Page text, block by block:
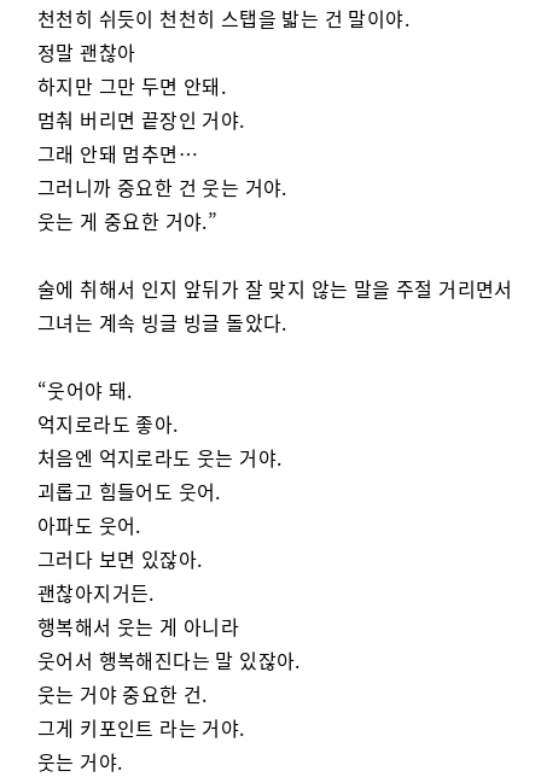
천천히 쉬듯이 천천히 스탭을 밟는 건 말이야.
정말 괜찮아
하지만 그만 두면 안돼.
멈춰 버리면 끝장인 거야.
그래 안돼 멈추면…
그러니까 중요한 건 웃는 거야.
웃는 게 중요한 거야.”
술에 취해서 인지 앞뒤가 잘 맞지 않는 말을 주절 거리면서
그녀는 계속 빙글 빙글 돌았다.
“웃어야 돼.
억지로라도 좋아.
처음엔 억지로라도 웃는 거야.
괴롭고 힘들어도 웃어.
아파도 웃어.
그러다 보면 있잖아.
괜찮아지거든.
행복해서 웃는 게 아니라
웃어서 행복해진다는 말 있잖아.
웃는 거야 중요한 건.
그게 키포인트 라는 거야.
웃는 거야.